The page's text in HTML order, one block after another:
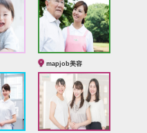
mapjob美容